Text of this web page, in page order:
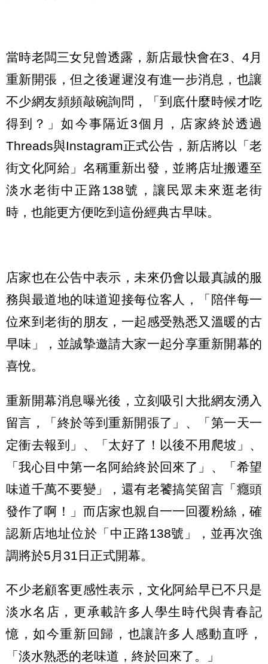
當時老闆三女兒曾透露，新店最快會在3、4月
重新開張，但之後遲遲沒有進一步消息，也讓
不少網友頻頻敲碗詢問，「到底什麼時候才吃
得到？」如今事隔近3個月，店家終於透過
Threads與Instagram正式公告，新店將以「老
街文化阿給」名稱重新出發，並將店址搬遷至
淡水老街中正路138號，讓民眾未來逛老街
時，也能更方便吃到這份經典古早味。
店家也在公告中表示，未來仍會以最真誠的服
務與最道地的味道迎接每位客人，「陪伴每一
位來到老街的朋友，一起感受熟悉又溫暖的古
早味」，並誠摯邀請大家一起分享重新開幕的
喜悅。
重新開幕消息曝光後，立刻吸引大批網友湧入
留言，「終於等到重新開張了」、「第一天一
定衝去報到」、「太好了！以後不用爬坡」、
「我心目中第一名阿給終於回來了」、「希望
味道千萬不要變」，還有老饕搞笑留言「癮頭
發作了啊！」而店家也親自一一回覆粉絲，確
認新店地址位於「中正路138號」，並再次強
調將於5月31日正式開幕。
不少老顧客更感性表示，文化阿給早已不只是
淡水名店，更承載許多人學生時代與青春記
憶，如今重新回歸，也讓許多人感動直呼，
「淡水熟悉的老味道，終於回來了。」